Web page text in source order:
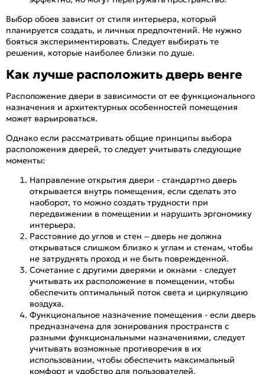
Выбор обоев зависит от стиля интерьера, который
планируется создать, и личных предпочтений. Не нужно
бояться экспериментировать. Следует выбирать те
решения, которые наиболее близки по душе.
Как лучше расположить дверь венге
Расположение двери в зависимости от ее функционального
назначения и архитектурных особенностей помещения
может варьироваться.
Однако если рассматривать общие принципы выбора
расположения дверей, то следует учитывать следующие
моменты:
Направление открытия двери - стандартно дверь
открывается внутрь помещения, если сделать это
наоборот, то можно создать трудности при
передвижении в помещении и нарушить эргономику
интерьера.
Расстояние до углов и стен – дверь не должна
открываться слишком близко к углам и стенам, чтобы
не затруднять проход и не быть поврежденной.
Сочетание с другими дверями и окнами - следует
учитывать их расположение в помещении, чтобы
обеспечить оптимальный поток света и циркуляцию
воздуха.
Функциональное назначение помещения - если дверь
предназначена для зонирования пространств с
разными функциональными назначениями, следует
учитывать возможные противоречия в их
использовании, чтобы обеспечить максимальный
комфорт и удобство для пользователей.